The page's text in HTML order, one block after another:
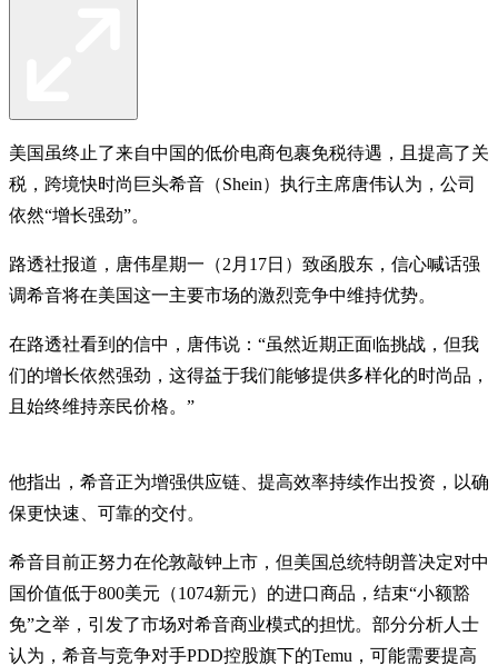
美国虽终止了来自中国的低价电商包裹免税待遇，且提高了关
税，跨境快时尚巨头希音（Shein）执行主席唐伟认为，公司
依然“增长强劲”。
路透社报道，唐伟星期一（2月17日）致函股东，信心喊话强
调希音将在美国这一主要市场的激烈竞争中维持优势。
在路透社看到的信中，唐伟说：“虽然近期正面临挑战，但我
们的增长依然强劲，这得益于我们能够提供多样化的时尚品，
且始终维持亲民价格。”
他指出，希音正为增强供应链、提高效率持续作出投资，以确
保更快速、可靠的交付。
希音目前正努力在伦敦敲钟上市，但美国总统特朗普决定对中
国价值低于800美元（1074新元）的进口商品，结束“小额豁
免”之举，引发了市场对希音商业模式的担忧。部分分析人士
认为，希音与竞争对手PDD控股旗下的Temu，可能需要提高